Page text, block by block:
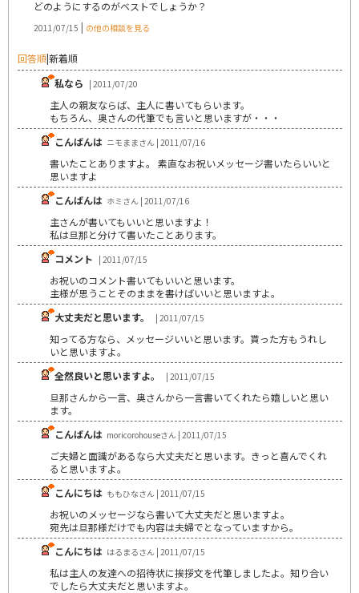
どのようにするのがベストでしょうか？
2011/07/15 | の他の相談を見る
回答順|新着順
私なら | 2011/07/20
主人の親友ならば、主人に書いてもらいます。
もちろん、奥さんの代筆でも言いと思いますが・・・
こんばんは ニモままさん | 2011/07/16
書いたことありますよ。 素直なお祝いメッセージ書いたらいいと
思いますよ
こんばんは ホミさん | 2011/07/16
主さんが書いてもいいと思いますよ！
私は旦那と分けて書いたことあります。
コメント | 2011/07/15
お祝いのコメント書いてもいいと思います。
主様が思うことそのままを書けばいいと思いますよ。
大丈夫だと思います。
| 2011/07/15
知ってる方なら、メッセージいいと思います。貰った方もうれし
いと思いますよ。
全然良いと思いますよ。
| 2011/07/15
旦那さんから一言、奥さんから一言書いてくれたら嬉しいと思い
ます。
こんばんは moricorohouseさん | 2011/07/15
ご夫婦と面識があるなら大丈夫だと思います。きっと喜んでくれ
ると思いますよ。
こんにちは ももひなさん | 2011/07/15
お祝いのメッセージなら書いて大丈夫だと思いますよ。
宛先は旦那様だけでも内容は夫婦でとなっていますから。
こんにちは はるまるさん | 2011/07/15
私は主人の友達への招待状に挨拶文を代筆しましたよ。知り合い
でしたら大丈夫だと思いますよ。